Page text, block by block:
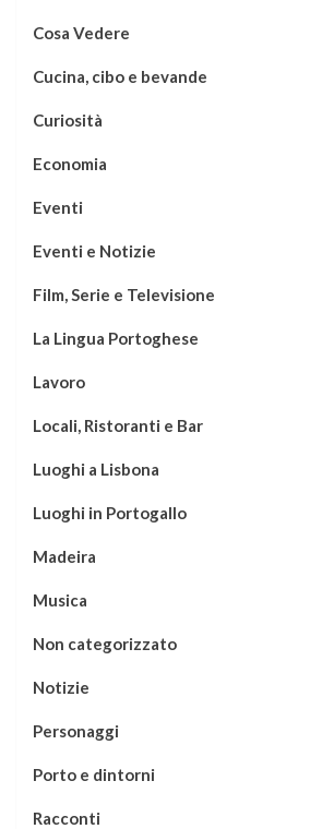
Cosa Vedere
Cucina, cibo e bevande
Curiosità
Economia
Eventi
Eventi e Notizie
Film, Serie e Televisione
La Lingua Portoghese
Lavoro
Locali, Ristoranti e Bar
Luoghi a Lisbona
Luoghi in Portogallo
Madeira
Musica
Non categorizzato
Notizie
Personaggi
Porto e dintorni
Racconti